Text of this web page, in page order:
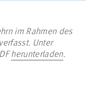
im Rahmen des
Unter
herunterladen.